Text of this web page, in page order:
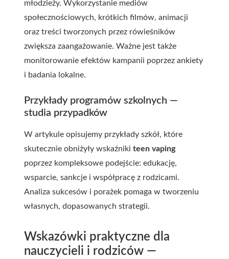
młodzieży. Wykorzystanie mediów
społecznościowych, krótkich filmów, animacji
oraz treści tworzonych przez rówieśników
zwiększa zaangażowanie. Ważne jest także
monitorowanie efektów kampanii poprzez ankiety
i badania lokalne.
Przykłady programów szkolnych —
studia przypadków
W artykule opisujemy przykłady szkół, które
skutecznie obniżyły wskaźniki teen vaping
poprzez kompleksowe podejście: edukację,
wsparcie, sankcje i współpracę z rodzicami.
Analiza sukcesów i porażek pomaga w tworzeniu
własnych, dopasowanych strategii.
Wskazówki praktyczne dla
nauczycieli i rodziców —